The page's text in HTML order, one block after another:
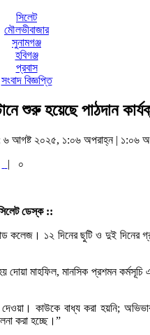
সিলেট
মৌলভীবাজার
সুনামগঞ্জ
হবিগঞ্জ
প্রবাস
সংবাদ বিজ্ঞপ্তি
শুরু হয়েছে পাঠদান
: ৬ আগষ্ট ২০২৫, ১:০৬ অপরাহ্ন | ১:০৬
|
০
ডেস্ক ::
কলেজ। ১২ দিনের ছুটি ও দুই
মাহফিল, মানসিক প্রশমন
কাউকে বাধ্য করা হয়নি;
করা হচ্ছে।”